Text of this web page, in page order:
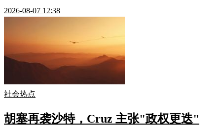
2026-08-07 12:38
社会热点
胡塞再袭沙特，Cruz 主张"政权更迭"